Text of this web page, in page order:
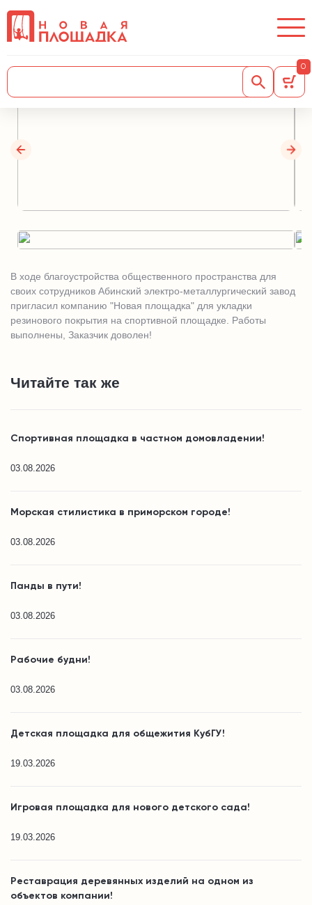
0
Общественное пространство
для сотрудников АЭМЗ
22.07.2022
В ходе благоустройства общественного пространства для
своих сотрудников Абинский электро-металлургический завод
пригласил компанию "Новая площадка" для укладки
резинового покрытия на спортивной площадке. Работы
выполнены, Заказчик доволен!
Читайте так же
Спортивная площадка в частном домовладении!
03.08.2026
Морская стилистика в приморском городе!
03.08.2026
Панды в пути!
03.08.2026
Рабочие будни!
03.08.2026
Детская площадка для общежития КубГУ!
19.03.2026
Игровая площадка для нового детского сада!
19.03.2026
Реставрация деревянных изделий на одном из
объектов компании!